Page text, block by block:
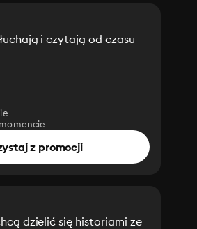
i czytają od czasu
z promocji
dzielić się historiami ze